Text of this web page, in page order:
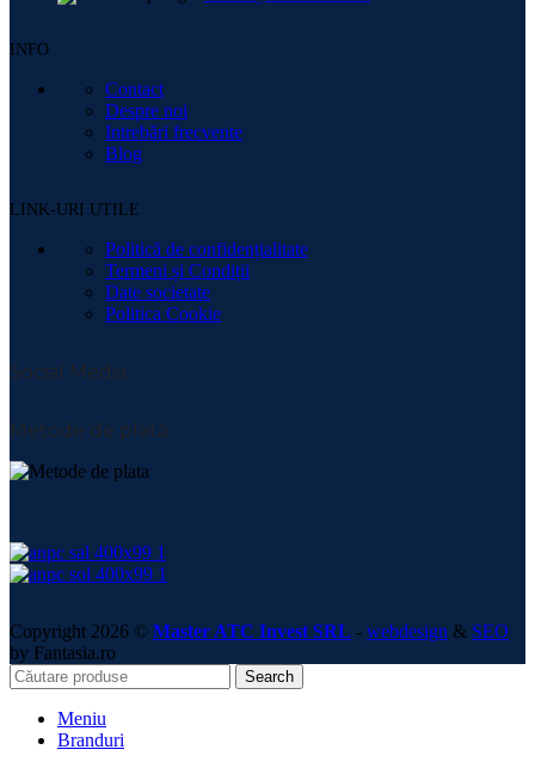
INFO
Contact
Despre noi
Intrebări frecvente
Blog
LINK-URI UTILE
Politică de confidențialitate
Termeni și Condiții
Date societate
Politica Cookie
Social Media:
Metode de plată:
Copyright 2026 © Master ATC Invest SRL - webdesign & SEO
by Fantasia.ro
Search
Meniu
Branduri